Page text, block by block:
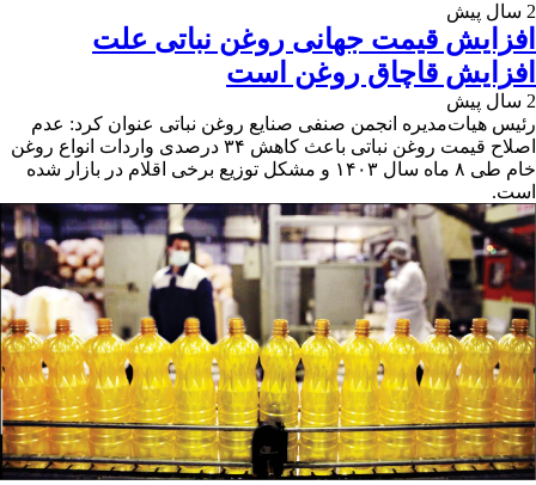
2 سال پیش
افزایش قیمت جهانی روغن نباتی علت
افزایش قاچاق روغن است
2 سال پیش
رئیس هیات‌مدیره انجمن صنفی صنایع روغن نباتی عنوان کرد: عدم
اصلاح قیمت روغن نباتی باعث کاهش ۳۴ درصدی واردات انواع روغن
خام طی ۸ ماه سال ۱۴۰۳ و مشکل توزیع برخی اقلام در بازار شده
است.